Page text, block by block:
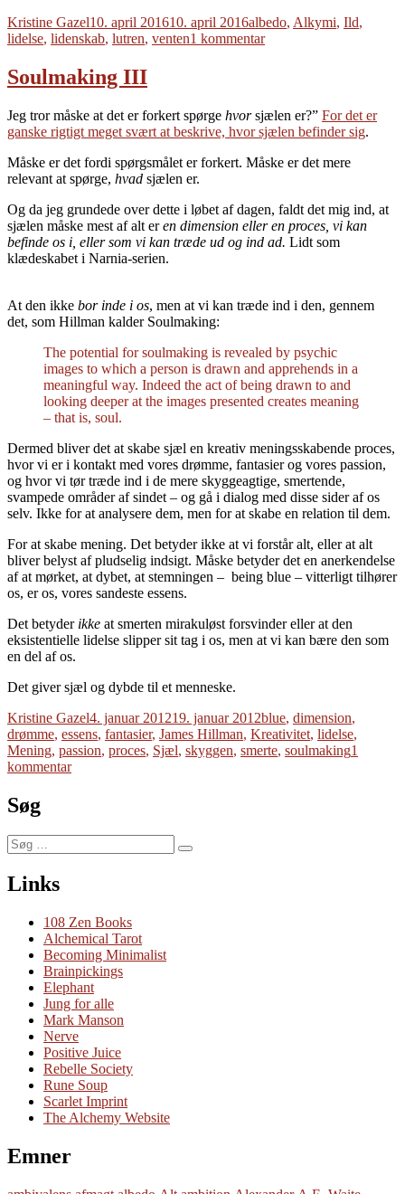
Forfatter
Kristine GazelUdgivet
10. april 201610. april 2016Tags
albedo, Alkymi, Ild,
lidelse, lidenskab, lutren, venten1 kommentartil
Soulmaking III
Jeg tror måske at det er forkert spørge hvorsjælen er?” For det er
ganske rigtigt meget svært at beskrive, hvor sjælen befinder sig.
Måske er det fordi spørgsmålet er forkert. Måske er det mere
relevant at spørge, hvad sjælen er.
Og da jeg grundede over dette i løbet af dagen, faldt det mig ind, at
sjælen måske mest af alt eren dimension eller en proces, vi kan
befinde os i, eller som vi kan træde ud og ind ad. Lidt som
klædeskabet i Narnia-serien.
At den ikke bor inde i os, men at vi kan træde ind i den, gennem
det, som Hillman kalder Soulmaking:
The potential for soulmaking is revealed by psychic
images to which a person is drawn and apprehends in a
meaningful way. Indeed the act of being drawn to and
looking deeper at the images presented creates meaning
– that is, soul.
Dermed bliver det at skabe sjæl en kreativ meningsskabende proces,
hvor vi er i kontakt med vores drømme, fantasier og vores passion,
og hvor vi tør træde ind i de mere skyggeagtige, smertende,
svampede områder af sindet – og gå i dialog med disse sider af os
selv. Ikke for at analysere dem, men for at skabe en relation til dem.
For at skabe mening. Det betyder ikke at vi forstår alt, eller at alt
bliver belyst af pludselig indsigt. Måske betyder det en anerkendelse
af at mørket, at dybet, at stemningen – being blue – vitterligt tilhører
os, er os, vores sandeste essens.
Det betyder ikke at smerten mirakuløst forsvinder eller at den
eksistentielle lidelse slipper sit tag i os, men at vi kan bære den som
en del af os.
Det giver sjæl og dybde til et menneske.
Forfatter
Kristine GazelUdgivet
4. januar 201219. januar 2012Tags
blue, dimension,
drømme, essens, fantasier, James Hillman, Kreativitet, lidelse,
Mening, passion, proces, Sjæl, skyggen, smerte, soulmaking1
kommentartil
Søg
Søg
efter:
Søg
Links
108 Zen Books
Alchemical Tarot
Becoming Minimalist
Brainpickings
Elephant
Jung for alle
Mark Manson
Nerve
Positive Juice
Rebelle Society
Rune Soup
Scarlet Imprint
The Alchemy Website
Emner